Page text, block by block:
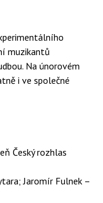
muzikantů
Na únorovém
i ve společné
Český rozhlas
Jaromír Fulnek –